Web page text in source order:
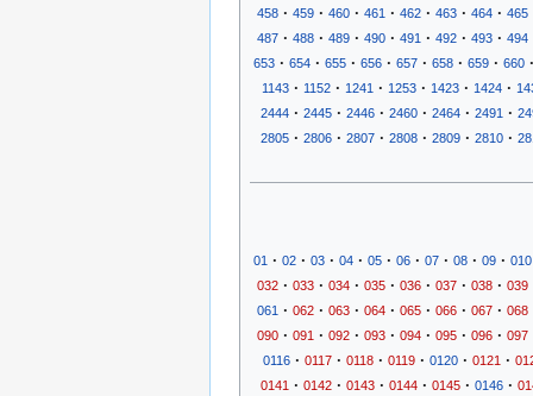
458 · 459 · 460 · 461 · 462 · 463 · 464 · 465
487 · 488 · 489 · 490 · 491 · 492 · 493 · 494
653 · 654 · 655 · 656 · 657 · 658 · 659 · 660 ·
1143 · 1152 · 1241 · 1253 · 1423 · 1424 ·
2444 · 2445 · 2446 · 2460 · 2464 · 2491 ·
2805 · 2806 · 2807 · 2808 · 2809 · 2810 ·
01 · 02 · 03 · 04 · 05 · 06 · 07 · 08 · 09 · 010
032 · 033 · 034 · 035 · 036 · 037 · 038 · 039
061 · 062 · 063 · 064 · 065 · 066 · 067 · 068
090 · 091 · 092 · 093 · 094 · 095 · 096 · 097
0116 · 0117 · 0118 · 0119 · 0120 · 0121 ·
0141 · 0142 · 0143 · 0144 · 0145 · 0146 ·